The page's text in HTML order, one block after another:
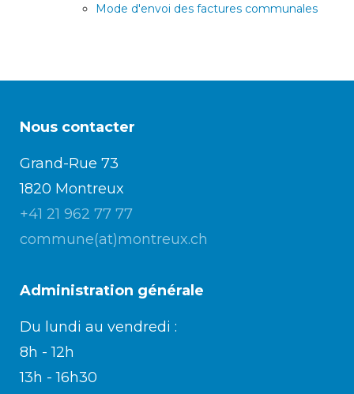
Mode d'envoi des factures communales
Nous contacter
Grand-Rue 73
1820 Montreux
+41 21 962 77 77
commune(at)montreux.ch
Administration générale
Du lundi au vendredi :
8h - 12h
13h - 16h30